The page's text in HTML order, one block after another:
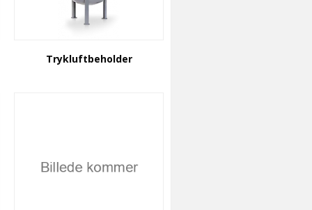
Trykluftbeholder